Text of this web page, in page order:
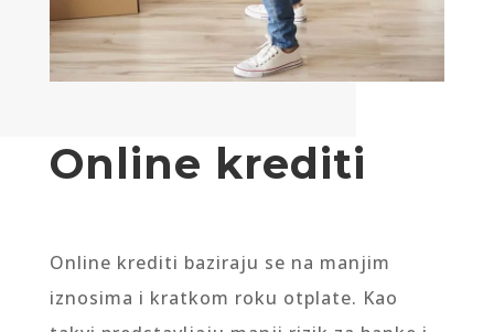
Online krediti
Online krediti baziraju se na manjim
iznosima i kratkom roku otplate. Kao